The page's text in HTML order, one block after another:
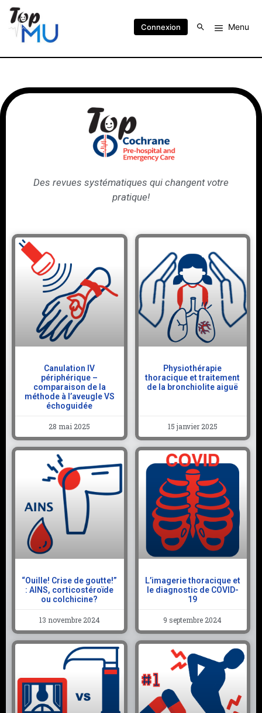
Connexion Menu
Des revues systématiques qui changent votre
pratique!
Canulation IV
périphérique –
comparaison de la
méthode à l’aveugle VS
échoguidée
28 mai 2025
Physiothérapie
thoracique et traitement
de la bronchiolite aiguë
15 janvier 2025
“Ouille! Crise de goutte!”
: AINS, corticostéroïde
ou colchicine?
13 novembre 2024
L’imagerie thoracique et
le diagnostic de COVID-
19
9 septembre 2024